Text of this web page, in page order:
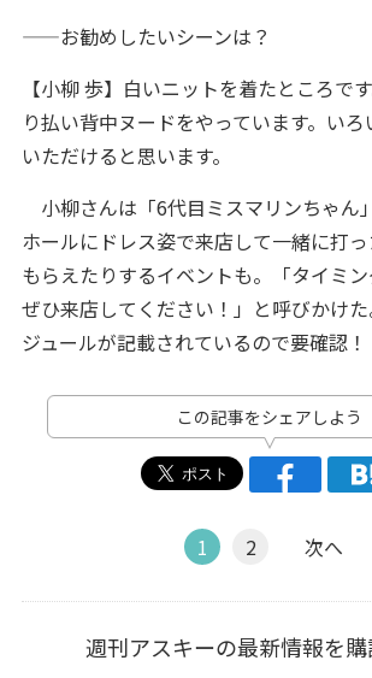
——お勧めしたいシーンは？
【小柳 歩】白いニットを着たところで
り払い背中ヌードをやっています。い
いただけると思います。
小柳さんは「6代目ミスマリンちゃん
ホールにドレス姿で来店して一緒に打
もらえたりするイベントも。「タイミン
ぜひ来店してください！」と呼びかけ
ジュールが記載されているので要確認！
この記事をシェアしよう
1 2 次へ
週刊アスキーの最新情報を購